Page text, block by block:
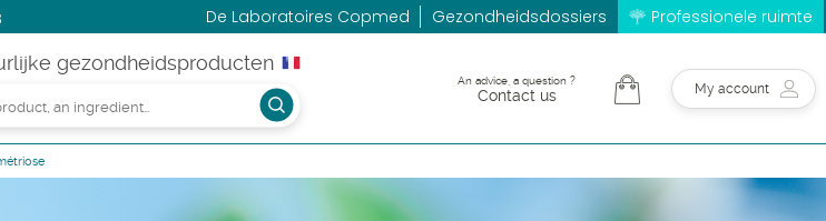
De Laboratoires Copmed Gezondheidsdossiers Professionele ruimte
gezondheidsproducten
An advice, a question ?
Contact us My account